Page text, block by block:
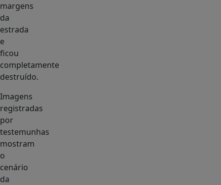
margens
da
estrada
e
ficou
completamente
destruído.
Imagens
registradas
por
testemunhas
mostram
o
cenário
da